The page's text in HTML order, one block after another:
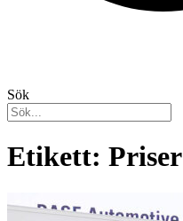
Sök
Etikett: Priser